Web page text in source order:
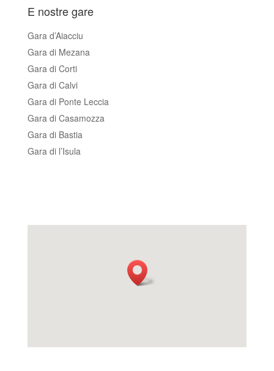
E nostre gare
Gara d’Aiacciu
Gara di Mezana
Gara di Corti
Gara di Calvi
Gara di Ponte Leccia
Gara di Casamozza
Gara di Bastia
Gara di l’Isula